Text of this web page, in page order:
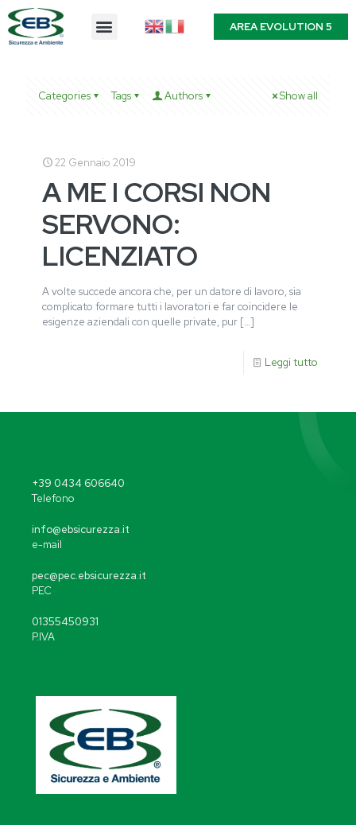
AREA EVOLUTION 5
Categories Tags Authors Show all
22 Gennaio 2019
A ME I CORSI NON
SERVONO:
LICENZIATO
A volte succede ancora che, per un datore di lavoro, sia
complicato formare tutti i lavoratori e far coincidere le
esigenze aziendali con quelle private, pur […]
Leggi tutto
+39 0434 606640
Telefono
info@ebsicurezza.it
e-mail
pec@pec.ebsicurezza.it
PEC
01355450931
P.IVA